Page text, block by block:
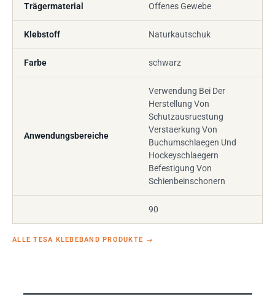
Trägermaterial Offenes Gewebe
Klebstoff Naturkautschuk
Farbe schwarz
Anwendungsbereiche
Verwendung Bei Der
Herstellung Von
Schutzausruestung
Verstaerkung Von
Buchumschlaegen Und
Hockeyschlaegern
Befestigung Von
Schienbeinschonern
90
ALLE TESA KLEBEBAND PRODUKTE →